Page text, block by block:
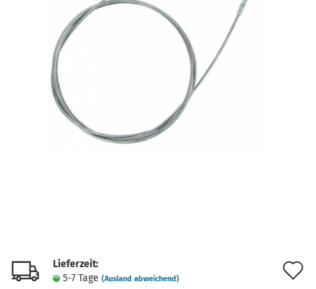
Lieferzeit:
5-7 Tage (Ausland abweichend)